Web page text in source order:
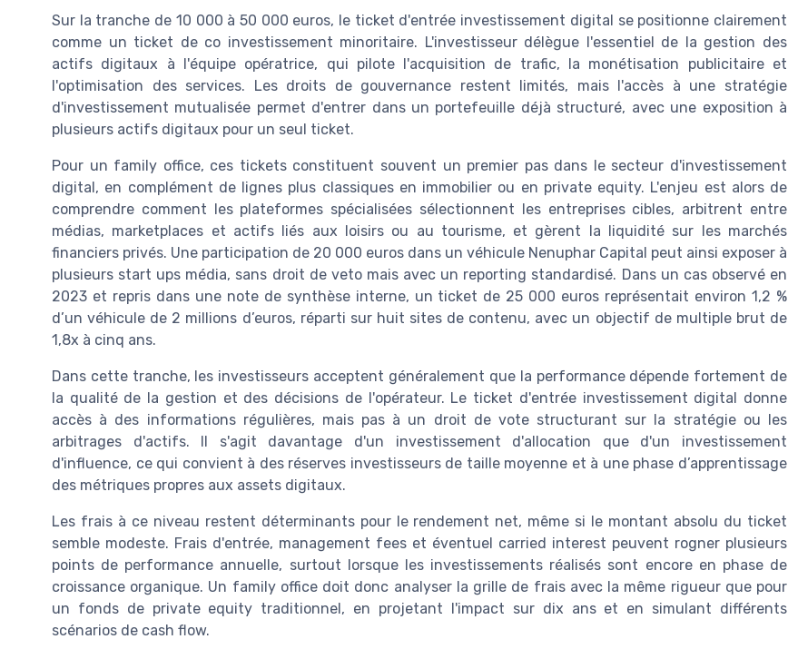
Sur la tranche de 10 000 à 50 000 euros, le ticket d'entrée investissement digital se positionne clairement
comme un ticket de co investissement minoritaire. L'investisseur délègue l'essentiel de la gestion des
actifs digitaux à l'équipe opératrice, qui pilote l'acquisition de trafic, la monétisation publicitaire et
l'optimisation des services. Les droits de gouvernance restent limités, mais l'accès à une stratégie
d'investissement mutualisée permet d'entrer dans un portefeuille déjà structuré, avec une exposition à
plusieurs actifs digitaux pour un seul ticket.
Pour un family office, ces tickets constituent souvent un premier pas dans le secteur d'investissement
digital, en complément de lignes plus classiques en immobilier ou en private equity. L'enjeu est alors de
comprendre comment les plateformes spécialisées sélectionnent les entreprises cibles, arbitrent entre
médias, marketplaces et actifs liés aux loisirs ou au tourisme, et gèrent la liquidité sur les marchés
financiers privés. Une participation de 20 000 euros dans un véhicule Nenuphar Capital peut ainsi exposer à
plusieurs start ups média, sans droit de veto mais avec un reporting standardisé. Dans un cas observé en
2023 et repris dans une note de synthèse interne, un ticket de 25 000 euros représentait environ 1,2 %
d’un véhicule de 2 millions d’euros, réparti sur huit sites de contenu, avec un objectif de multiple brut de
1,8x à cinq ans.
Dans cette tranche, les investisseurs acceptent généralement que la performance dépende fortement de
la qualité de la gestion et des décisions de l'opérateur. Le ticket d'entrée investissement digital donne
accès à des informations régulières, mais pas à un droit de vote structurant sur la stratégie ou les
arbitrages d'actifs. Il s'agit davantage d'un investissement d'allocation que d'un investissement
d'influence, ce qui convient à des réserves investisseurs de taille moyenne et à une phase d’apprentissage
des métriques propres aux assets digitaux.
Les frais à ce niveau restent déterminants pour le rendement net, même si le montant absolu du ticket
semble modeste. Frais d'entrée, management fees et éventuel carried interest peuvent rogner plusieurs
points de performance annuelle, surtout lorsque les investissements réalisés sont encore en phase de
croissance organique. Un family office doit donc analyser la grille de frais avec la même rigueur que pour
un fonds de private equity traditionnel, en projetant l'impact sur dix ans et en simulant différents
scénarios de cash flow.